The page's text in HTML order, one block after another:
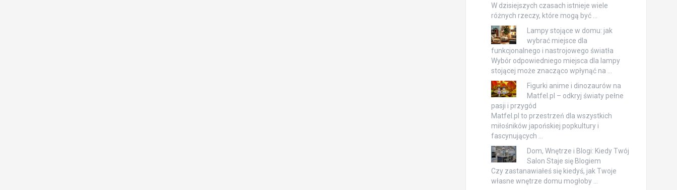
W dzisiejszych czasach istnieje wiele
różnych rzeczy, które mogą być …
Lampy stojące w domu: jak
wybrać miejsce dla
funkcjonalnego i nastrojowego światła
Wybór odpowiedniego miejsca dla lampy
stojącej może znacząco wpłynąć na …
Figurki anime i dinozaurów na
Matfel.pl – odkryj światy pełne
pasji i przygód
Matfel.pl to przestrzeń dla wszystkich
miłośników japońskiej popkultury i
fascynujących …
Dom, Wnętrze i Blogi: Kiedy Twój
Salon Staje się Blogiem
Czy zastanawiałeś się kiedyś, jak Twoje
własne wnętrze domu mogłoby …